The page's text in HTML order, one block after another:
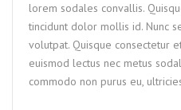
lorem sodales convallis.
tincidunt dolor mollis id. Nunc
volutpat. Quisque consectetur
euismod lectus nec metus
commodo non purus eu,